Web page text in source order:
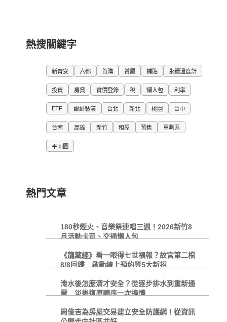
熱搜關鍵字
新青安 六都 首購 賞屋 補貼 永續溫度計
投資 房貸 實價登錄 稅 懶人包 利率
ETF 設計裝潢 台北 新北 桃園 台中
台南 高雄 新竹 租屋 預售 重劃區
平面圖
熱門文章
180秒煙火、音樂祭連唱三週！2026新竹8
月活動卡司、交通懶人包
《龍藏經》看一眼得七世福報？故宮第二檔
8/8回歸 啟動線上預約等5大新招
淹水後怎麼清才安全？從逐步排水到重新通
電 災後復原順序一次搞懂
周俊吉為房屋交易建立安全防護網！從資訊